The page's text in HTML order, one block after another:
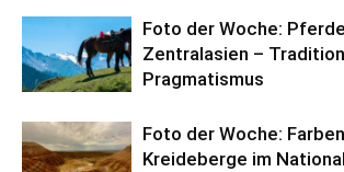
Foto der Woche:
Zentralasien –
Pragmatismus
Foto der Woche:
Kreideberge im